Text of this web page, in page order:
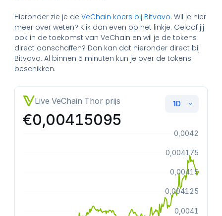
Hieronder zie je deVeChain koers bij Bitvavo. Wil je hier
meer over weten? Klik dan even op het linkje. Geloof jij
ook in de toekomst van VeChain en wil je de tokens
direct aanschaffen? Dan kan dat hieronder direct bij
Bitvavo. Al binnen 5 minuten kun je over de tokens
beschikken.